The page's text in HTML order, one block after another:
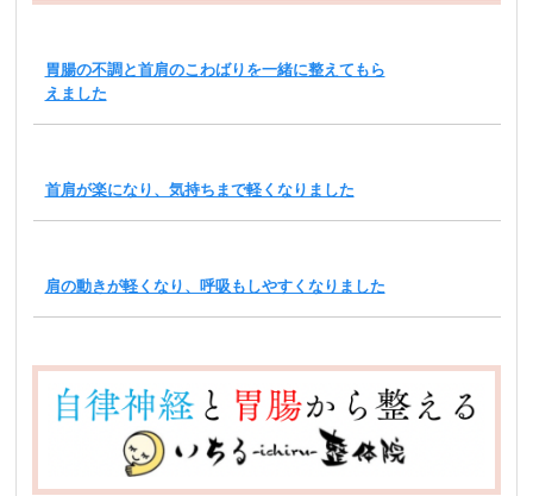
胃腸の不調と首肩のこわばりを一緒に整えてもら
えました
首肩が楽になり、気持ちまで軽くなりました
肩の動きが軽くなり、呼吸もしやすくなりました